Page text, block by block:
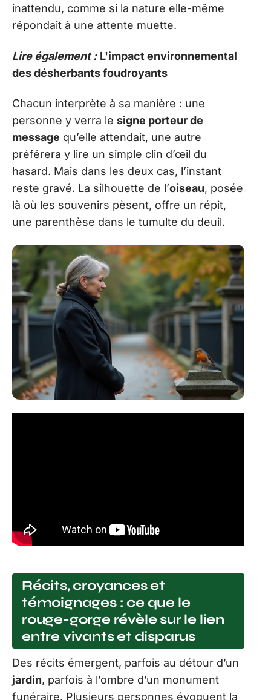
inattendu, comme si la nature elle-même
répondait à une attente muette.
Lire également : L'impact environnemental
des désherbants foudroyants
Chacun interprète à sa manière : une
personne y verra le signe porteur de
message qu’elle attendait, une autre
préférera y lire un simple clin d’œil du
hasard. Mais dans les deux cas, l’instant
reste gravé. La silhouette de l’oiseau, posée
là où les souvenirs pèsent, offre un répit,
une parenthèse dans le tumulte du deuil.
Récits, croyances et
témoignages : ce que le
rouge-gorge révèle sur le lien
entre vivants et disparus
Des récits émergent, parfois au détour d’un
jardin, parfois à l’ombre d’un monument
funéraire. Plusieurs personnes évoquent la